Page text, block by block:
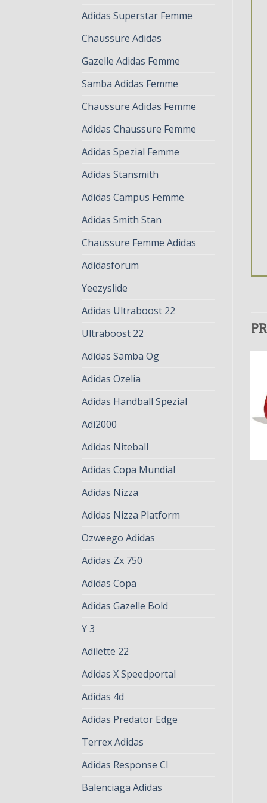
Adidas Superstar Femme
Chaussure Adidas
Gazelle Adidas Femme
Samba Adidas Femme
Chaussure Adidas Femme
Adidas Chaussure Femme
Adidas Spezial Femme
Adidas Stansmith
Adidas Campus Femme
Adidas Smith Stan
Chaussure Femme Adidas
Adidasforum
Yeezyslide
Adidas Ultraboost 22
Ultraboost 22
Adidas Samba Og
Adidas Ozelia
Adidas Handball Spezial
Adi2000
Adidas Niteball
Adidas Copa Mundial
Adidas Nizza
Adidas Nizza Platform
Ozweego Adidas
Adidas Zx 750
Adidas Copa
Adidas Gazelle Bold
Y 3
Adilette 22
Adidas X Speedportal
Adidas 4d
Adidas Predator Edge
Terrex Adidas
Adidas Response Cl
Balenciaga Adidas
PREDATOR EDGE
60.00
PREDATOR EDGE